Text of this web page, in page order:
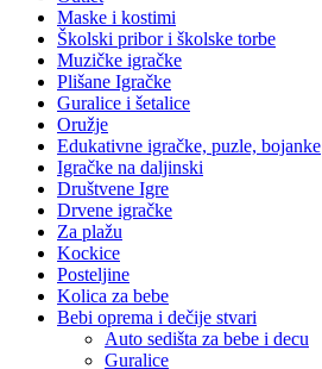
Maske i kostimi
Školski pribor i školske torbe
Muzičke igračke
Plišane Igračke
Guralice i šetalice
Oružje
Edukativne igračke, puzle, bojanke
Igračke na daljinski
Društvene Igre
Drvene igračke
Za plažu
Kockice
Posteljine
Kolica za bebe
Bebi oprema i dečije stvari
Auto sedišta za bebe i decu
Guralice